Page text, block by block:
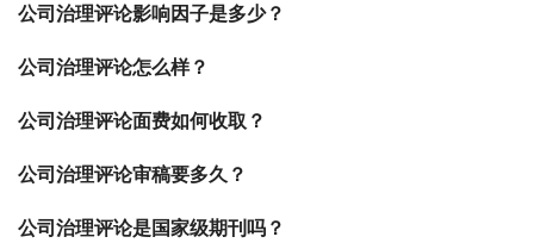
公司治理评论影响因子是多少？
公司治理评论怎么样？
公司治理评论面费如何收取？
公司治理评论审稿要多久？
公司治理评论是国家级期刊吗？